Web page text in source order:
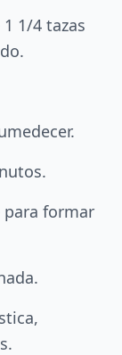
1/4 tazas
formar